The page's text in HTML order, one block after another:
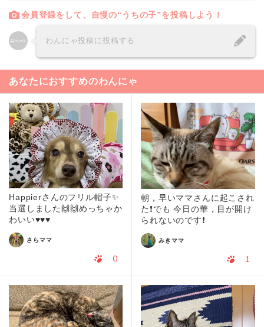
会員登録をして、自慢の“うちの子”を投稿しよう！
わんにゃ投稿に投稿する
あなたにおすすめのわんにゃ
Happierさんのフリル帽子✨
当選しました🙌🙌めっちゃか
わいい♥️♥️♥️
さらママ
0
朝，早いママさんに起こされ
た❗️でも 今日の華，目が開け
られないのです❗️
みきママ
1